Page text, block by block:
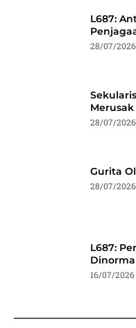
L687:
28/07/2026
Merusak
28/07/2026
Gurita
28/07/2026
L687:
16/07/2026